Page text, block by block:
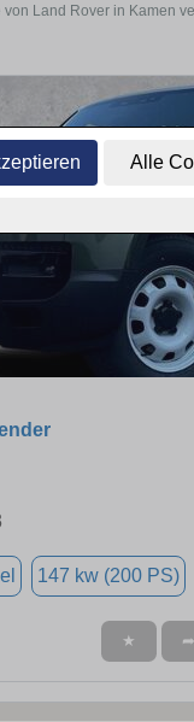
Alle
von Land Rover in Kamen
147 kw (200 PS)
★ ➦